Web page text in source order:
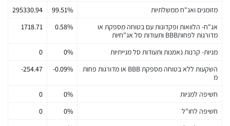
מזומנים ואג"ח ממשלתיות
99.51%
295330.94
אג"ח- הלוואות ופקדונות עם בטוחה מספקת או
מדורגות לפחותBBB ותעודות סל אג"חיות
0.58%
1718.71
מניות- קרנות נאמנות ותעודות סל מנייתיות 0%
0
השקעות ללא בטוחה מספקת BBB או מדורגות פחות
מ
-0.09%
-254.47
חשיפה למניות 0%
0
חשיפה לחו"ל
0%
0